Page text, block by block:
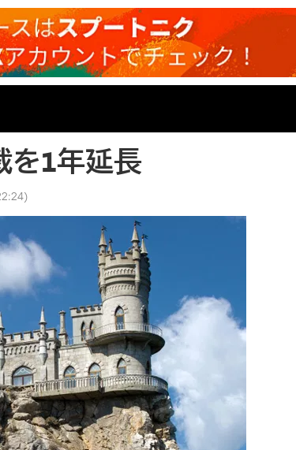
を1年延長
)